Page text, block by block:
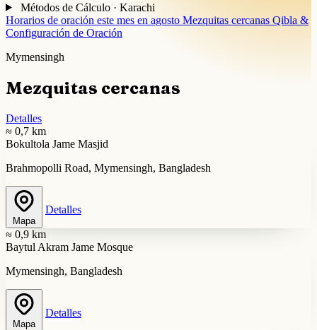
Métodos de Cálculo · Karachi
Horarios de oración este mes en agosto Mezquitas cercanas Qibla &
Configuración de Oración
Mymensingh
Mezquitas cercanas
Detalles
≈ 0,7 km
Bokultola Jame Masjid
Brahmopolli Road, Mymensingh, Bangladesh
Mapa
Detalles
≈ 0,9 km
Baytul Akram Jame Mosque
Mymensingh, Bangladesh
Mapa
Detalles